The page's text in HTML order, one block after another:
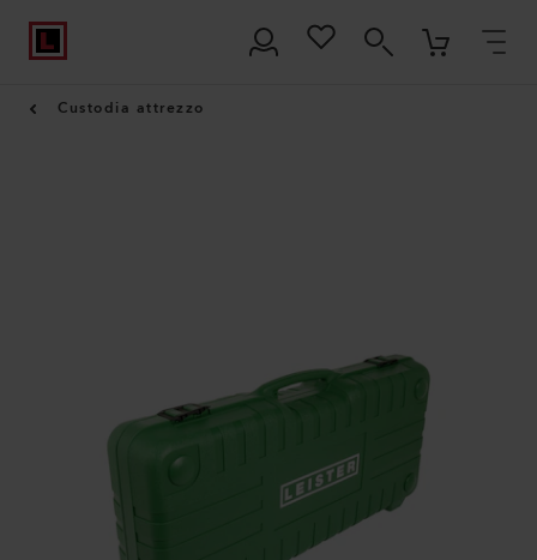
Custodia attrezzo